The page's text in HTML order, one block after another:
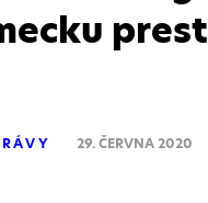
29. ČERVNA 2020